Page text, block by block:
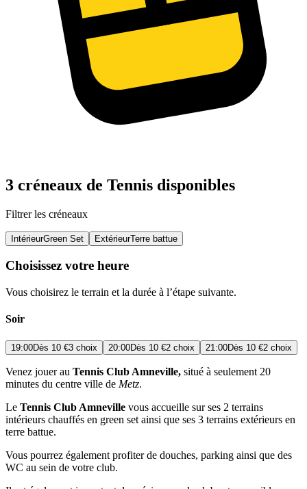
3 créneaux de Tennis disponibles
Filtrer les créneaux
IntérieurGreen Set ExtérieurTerre battue
Choisissez votre heure
Vous choisirez le terrain et la durée à l’étape suivante.
Soir
19:00Dès 10 €3 choix 20:00Dès 10 €2 choix 21:00Dès 10 €2 choix
Venez jouer au Tennis Club Amneville, situé à seulement 20
minutes du centre ville de Metz.
Le Tennis Club Amneville vous accueille sur ses 2 terrains
intérieurs chauffés en green set ainsi que ses 3 terrains extérieurs en
terre battue.
Vous pourrez également profiter de douches, parking ainsi que des
WC au sein de votre club.